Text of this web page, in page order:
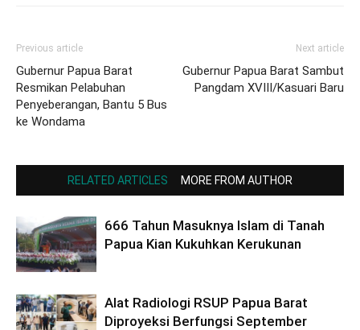
Previous article
Gubernur Papua Barat
Resmikan Pelabuhan
Penyeberangan, Bantu 5 Bus
ke Wondama
Next article
Gubernur Papua Barat Sambut
Pangdam XVIII/Kasuari Baru
RELATED ARTICLES MORE FROM AUTHOR
666 Tahun Masuknya Islam di Tanah
Papua Kian Kukuhkan Kerukunan
Alat Radiologi RSUP Papua Barat
Diproyeksi Berfungsi September